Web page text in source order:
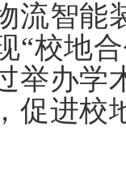
流智能
“校地
举办学
促进校